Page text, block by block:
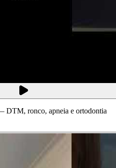
ronco, apneia e ortodontia